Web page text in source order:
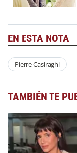
EN ESTA NOTA
Pierre Casiraghi
TAMBIÉN TE